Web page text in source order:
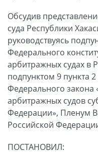
Обсудив
суда Республики
руководствуясь
Федерального
арбитражных судах в
подпунктом 9 пункта
Федерального закона
арбитражных судов
Федерации», Пленум
Российской
ПОСТАНОВИЛ: